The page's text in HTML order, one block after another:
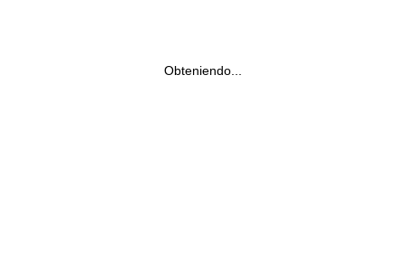
Obteniendo...